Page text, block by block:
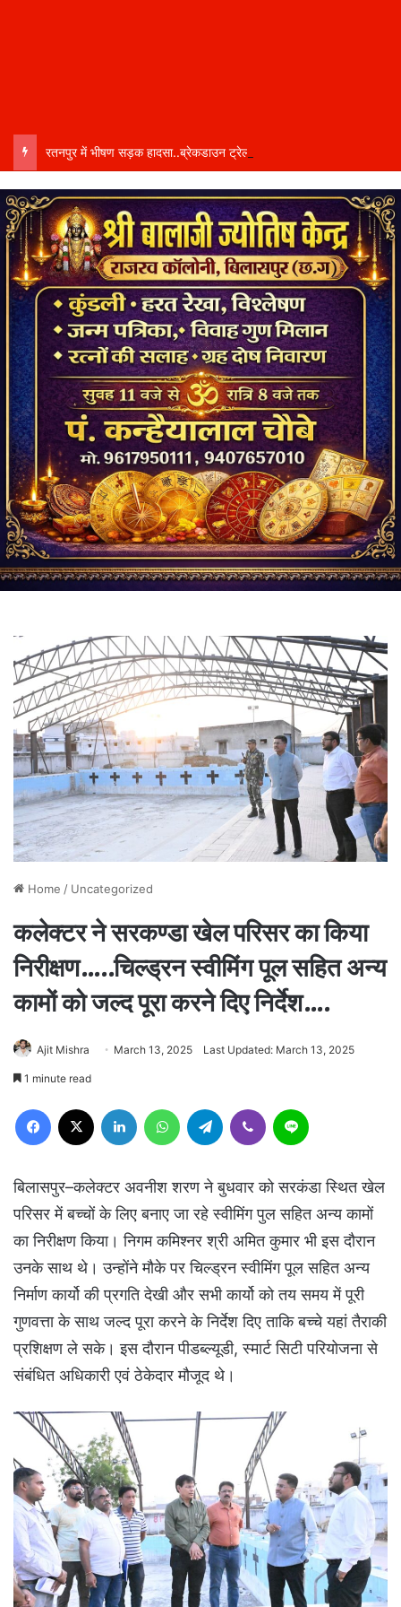
Home / Uncategorized
कलेक्टर ने सरकण्डा खेल परिसर का किया
निरीक्षण…..चिल्ड्रन स्वीमिंग पूल सहित अन्य
कामों को जल्द पूरा करने दिए निर्देश….
Ajit Mishra March 13, 2025 Last Updated: March 13, 2025
1 minute read
Facebook LinkedIn WhatsAppTelegram Viber
बिलासपुर–कलेक्टर अवनीश शरण ने बुधवार को सरकंडा स्थित खेल
परिसर में बच्चों के लिए बनाए जा रहे स्वीमिंग पुल सहित अन्य कामों
का निरीक्षण किया। निगम कमिश्नर श्री अमित कुमार भी इस दौरान
उनके साथ थे। उन्होंने मौके पर चिल्ड्रन स्वीमिंग पूल सहित अन्य
निर्माण कार्यो की प्रगति देखी और सभी कार्यो को तय समय में पूरी
गुणवत्ता के साथ जल्द पूरा करने के निर्देश दिए ताकि बच्चे यहां तैराकी
प्रशिक्षण ले सके। इस दौरान पीडब्ल्यूडी, स्मार्ट सिटी परियोजना से
संबंधित अधिकारी एवं ठेकेदार मौजूद थे।